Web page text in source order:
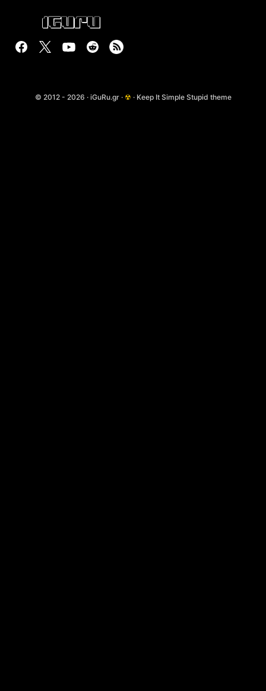
© 2012 - 2026 · iGuRu.gr · ☢ · Keep It Simple Stupid theme